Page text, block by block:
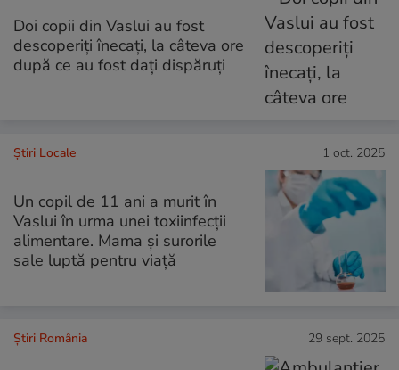
Doi copii din Vaslui au fost
descoperiți înecați, la câteva ore
după ce au fost dați dispăruți
Știri Locale 1 oct. 2025
Un copil de 11 ani a murit în
Vaslui în urma unei toxiinfecţii
alimentare. Mama și surorile
sale luptă pentru viață
Știri România 29 sept. 2025